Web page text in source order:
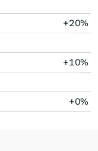
+20%
+10%
+0%